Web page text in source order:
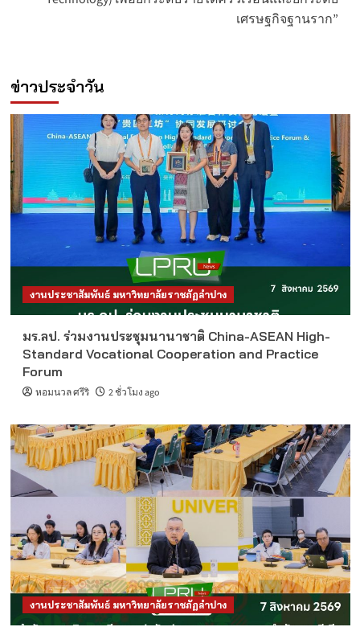
เศรษฐกิจฐานราก”
ข่าวประจำวัน
งานประชาสัมพันธ์ มหาวิทยาลัยราชภัฏลำปาง
มร.ลป. ร่วมงานประชุมนานาชาติ China-ASEAN High-
Standard Vocational Cooperation and Practice
Forum
หอมนวล ศรีริ 2 ชั่วโมง ago
งานประชาสัมพันธ์ มหาวิทยาลัยราชภัฏลำปาง